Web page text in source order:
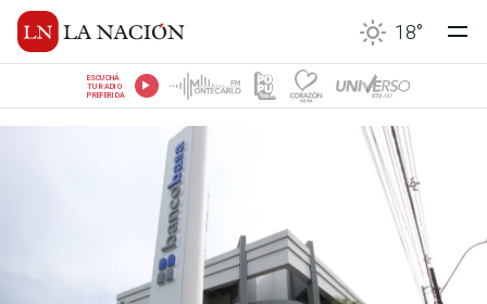
18°
ESCUCHÁ
TU RADIO
PREFERIDA